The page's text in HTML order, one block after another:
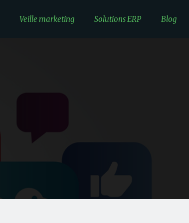
Veille marketing Solutions ERP Blog